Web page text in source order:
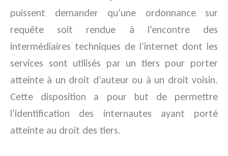
puissent demander qu’une ordonnance sur
requête soit rendue à l’encontre des
intermédiaires techniques de l’internet dont les
services sont utilisés par un tiers pour porter
atteinte à un droit d’auteur ou à un droit voisin.
Cette disposition a pour but de permettre
l’identification des internautes ayant porté
atteinte au droit des tiers.